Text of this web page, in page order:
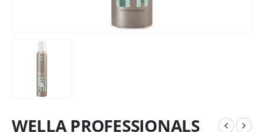
WELLA PROFESSIONALS